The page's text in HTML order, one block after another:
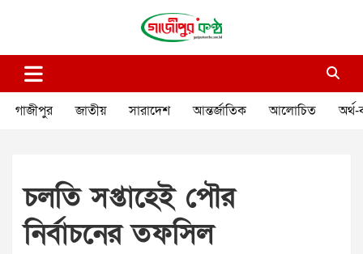
গাজীপুর কণ্ঠ
গাজীপুর জাতীয় সারাদেশ আন্তর্জাতিক আলোচিত অর্থ-
চলতি সপ্তাহেই পৌর
নির্বাচনের তফসিল